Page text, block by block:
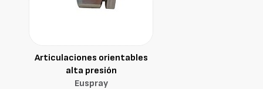
Articulaciones orientables
alta presión
Euspray